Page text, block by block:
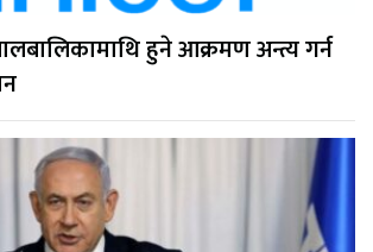
हुने आक्रमण अन्त्य गर्न